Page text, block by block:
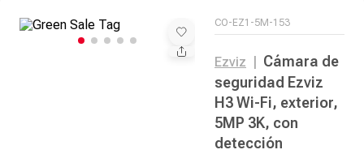
CO-EZ1-5M-153
Ezviz
Cámara de
seguridad Ezviz
H3 Wi-Fi, exterior,
5MP 3K, con
detección